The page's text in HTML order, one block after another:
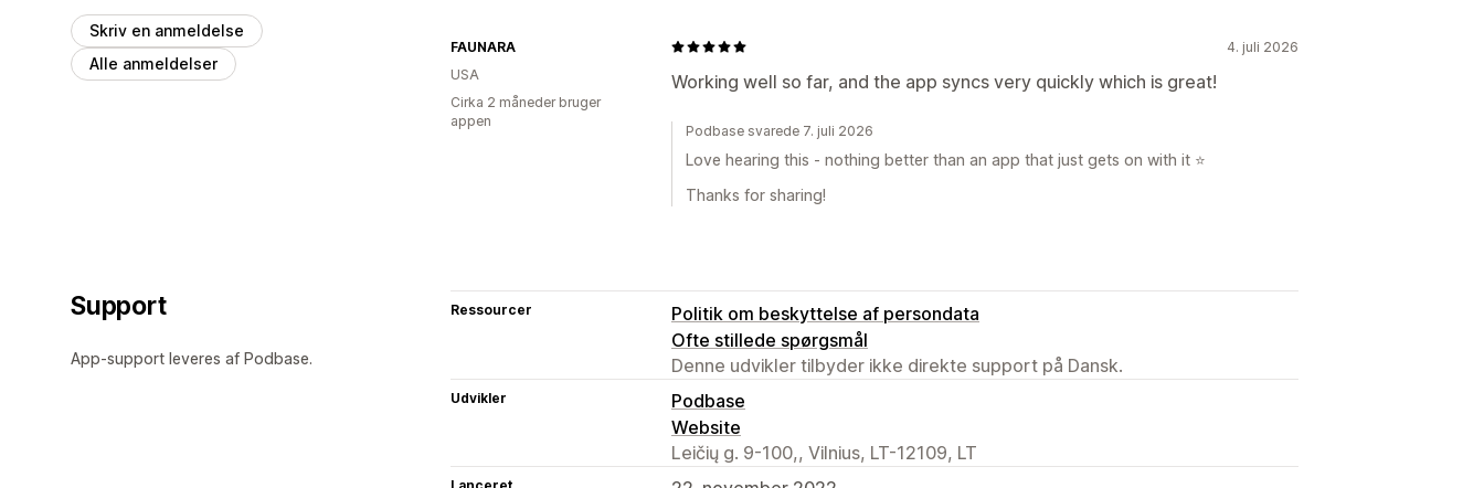
Skriv en anmeldelse
Alle anmeldelser
4. juli 2026
Working well so far, and the app syncs very quickly which is great!
FAUNARA
USA
Cirka 2 måneder bruger
appen
Podbase svarede 7. juli 2026
Love hearing this - nothing better than an app that just gets on with it ⭐
Thanks for sharing!
Support
App-support leveres af Podbase.
Ressourcer
Politik om beskyttelse af persondata
Ofte stillede spørgsmål
Denne udvikler tilbyder ikke direkte support på Dansk.
Udvikler
Podbase
Website
Leičių g. 9-100,, Vilnius, LT-12109, LT